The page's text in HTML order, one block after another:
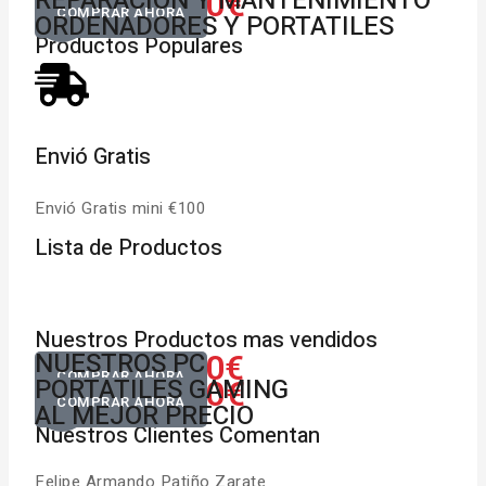
Desde
COMPRAR AHORA
ORDENADORES Y PORTATILES
Productos Populares
Envió Gratis
Envió Gratis mini €100
Lista de Productos
Nuestros Productos mas vendidos
Desde650.00€
COMPRAR AHORA
NUESTROS PC
GAMING RGB
Desde822.00€
COMPRAR AHORA
PORTATILES GAMING
AL MEJOR PRECIO
Nuestros Clientes Comentan